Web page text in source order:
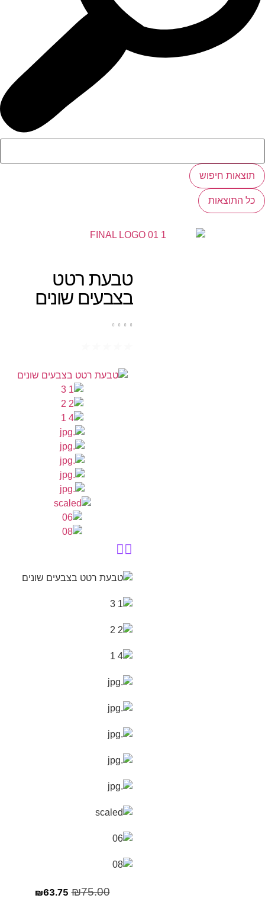
תוצאות חיפוש
כל התוצאות
טבעת רטט
בצבעים שונים
₪75.00
₪63.75